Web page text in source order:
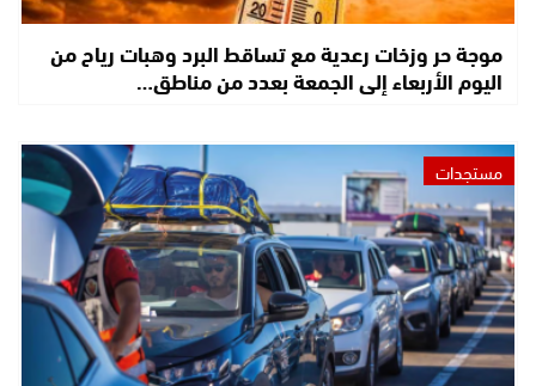
موجة حر وزخات رعدية مع تساقط البرد وهبات رياح من
اليوم الأربعاء إلى الجمعة بعدد من مناطق…
مستجدات